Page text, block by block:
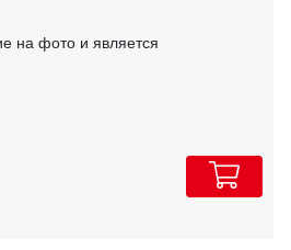
на фото и является